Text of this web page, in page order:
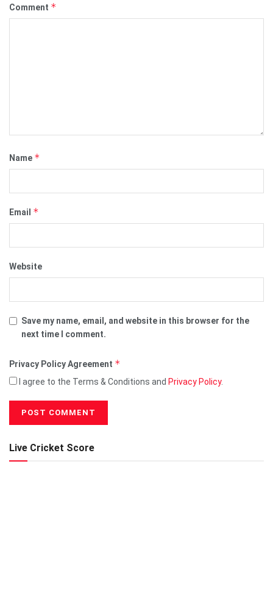
Comment *
Name *
Email *
Website
Save my name, email, and website in this browser for the
next time I comment.
Privacy Policy Agreement *
I agree to the Terms & Conditions and Privacy Policy.
Live Cricket Score